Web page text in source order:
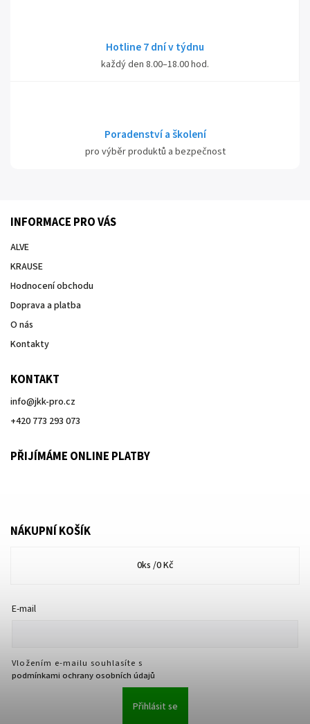
Hotline 7 dní v týdnu
každý den 8.00–18.00 hod.
Poradenství a školení
pro výběr produktů a bezpečnost
INFORMACE PRO VÁS
ALVE
KRAUSE
Hodnocení obchodu
Doprava a platba
O nás
Kontakty
KONTAKT
info@jkk-pro.cz
+420 773 293 073
PŘIJÍMÁME ONLINE PLATBY
NÁKUPNÍ KOŠÍK
0ks /0 Kč
E-mail
Vložením e-mailu souhlasíte s
podmínkami ochrany osobních údajů
Přihlásit se